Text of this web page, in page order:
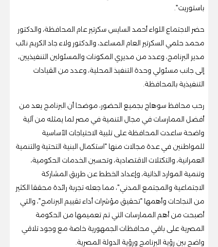
باستوريت".
حضر الاجتماع اللواء أحمد السايس سكرتير عام المحافظة، والدكتور
محمد حلمي السكرتير العام المساعد، والدكتور ولاء جاد الكريم نائب
مدير البرنامج، وعدد من مديري المكونات والمسئولين التنفيذيين،
إلى جانب مسئولي وحدة التنفيذ المحلية، وعدد من القيادات
التنفيذية بالمحافظة.
رحب محافظ سوهاج بجميع الحضور، موضحا أن البرنامج يعد من
أفضل الممارسات في مجال التنمية في مصر لما يمثله من آلية
واضحة ساعدت المحافظة على تلبية الاحتياجات الأساسية
للمواطنين في عدة مجالات منها "استكمال البنية التحتية والتنمية
العمرانية، والتكتلات الاقتصادية، وتحسين الخدمات الحكومية،
وتنمية الموارد الذاتية، وإعداد الخطط عن طريق المشاركة
الاجتماعية والمجتمع المدني"، مما جعله تجربة رائدة محققا الكثير
من النجاحات وأهمها "تحقيق مؤشرات أداء تقييم البرنامج"، والتي
أصبحت من أهم الممارسات التي تم تعميمها من الحكومة
المصرية على باقي محافظات الجمهورية خاصة مع وجود تلاقي
واضح بين رؤية البرنامج ورؤية الدولة المصرية.